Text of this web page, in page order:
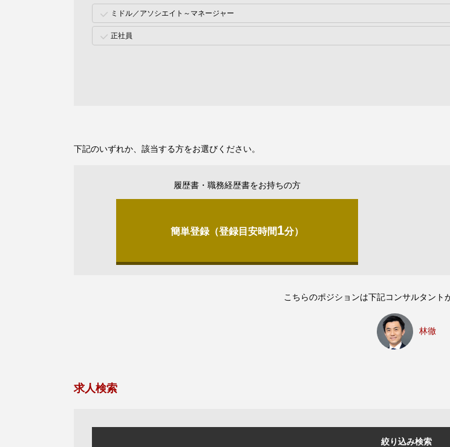
ミドル／アソシエイト～マネージャー
正社員
下記のいずれか、該当する方をお選びください。
履歴書・職務経歴書をお持ちの方
簡単登録（登録目安時間1分）
こちらのポジションは下記コンサルタント
林徹
求人検索
絞り込み検索